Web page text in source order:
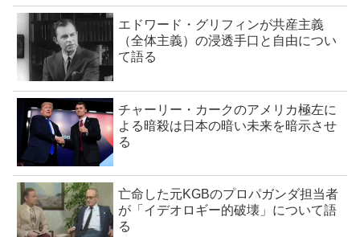
エドワード・グリフィンが共産主義
（全体主義）の浸透手口と自由につい
て語る
チャーリー・カークのアメリカ極左に
よる暗殺は日本の暗い未来を暗示させ
る
亡命した元KGBのプロパガンダ担当者
が「イデオロギー的破壊」について語
る